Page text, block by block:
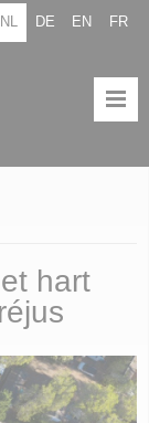
FR
EN
DE
NL
hart